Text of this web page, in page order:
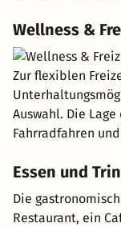
Wellness &
Zur flexiblen
Auswahl. Die
Fahrradfahren
Essen und
Die
Restaurant, ein